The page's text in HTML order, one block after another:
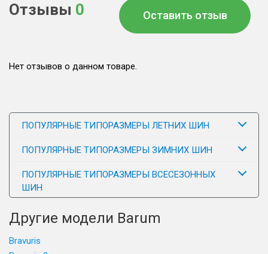
Отзывы 0 Оставить отзыв
Нет отзывов о данном товаре.
ПОПУЛЯРНЫЕ ТИПОРАЗМЕРЫ ЛЕТНИХ ШИН
ПОПУЛЯРНЫЕ ТИПОРАЗМЕРЫ ЗИМНИХ ШИН
ПОПУЛЯРНЫЕ ТИПОРАЗМЕРЫ ВСЕСЕЗОННЫХ
ШИН
Другие модели Barum
Bravuris